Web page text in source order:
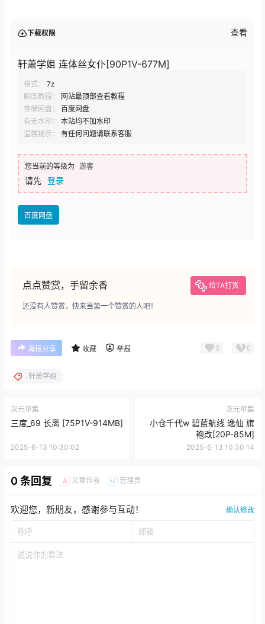
下载权限 查看
轩萧学姐 连体丝女仆[90P1V-677M]
格式：
7z
解压教程：
网站最顶部查看教程
存储网盘：
百度网盘
有无水印：
本站均不加水印
温馨提示：
有任何问题请联系客服
您当前的等级为 游客
请先 登录
百度网盘
点点赞赏，手留余香 给TA打赏
还没有人赞赏，快来当第一个赞赏的人吧！
海报分享 收藏 举报 0 0
轩萧学姐
次元单集
三度_69 长离 [75P1V-914MB]
2025-6-13 10:30:02
次元单集
小仓千代w 碧蓝航线 逸仙 旗
袍改[20P-85M]
2025-6-13 10:30:14
0 条回复 A 文章作者 M 管理员
欢迎您，新朋友，感谢参与互动！ 确认修改